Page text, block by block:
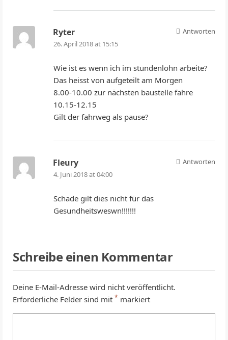
Antworten
Ryter
26. April 2018 at 15:15
Wie ist es wenn ich im stundenlohn arbeite?
Das heisst von aufgeteilt am Morgen
8.00-10.00 zur nächsten baustelle fahre
10.15-12.15
Gilt der fahrweg als pause?
Antworten
Fleury
4. Juni 2018 at 04:00
Schade gilt dies nicht für das
Gesundheitsweswn!!!!!!!
Schreibe einen Kommentar
Deine E-Mail-Adresse wird nicht veröffentlicht.
Erforderliche Felder sind mit * markiert